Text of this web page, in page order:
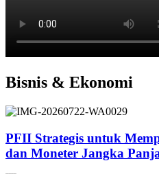
Bisnis & Ekonomi
PFII Strategis untuk
dan Moneter Jangka